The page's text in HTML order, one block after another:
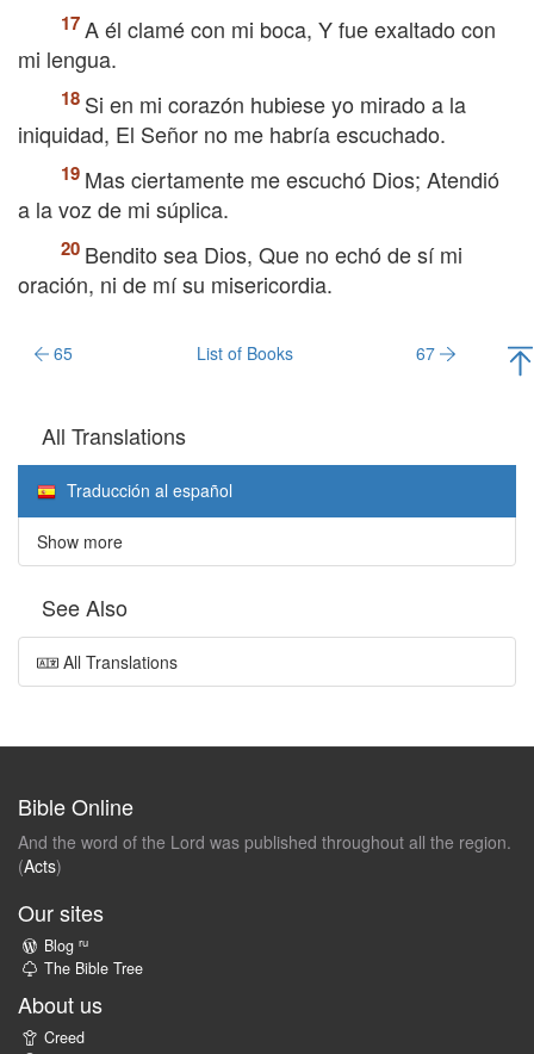
A él clamé con mi boca, Y fue exaltado con
mi lengua.
Si en mi corazón hubiese yo mirado a la
iniquidad, El Señor no me habría escuchado.
Mas ciertamente me escuchó Dios; Atendió
a la voz de mi súplica.
Bendito sea Dios, Que no echó de sí mi
oración, ni de mí su misericordia.
65 List of Books 67
All Translations
Traducción al español
Show more
See Also
All Translations
Bible Online
And the word of the Lord was published throughout all the region.
(Acts)
Our sites
Blog ru
The Bible Tree
About us
Creed